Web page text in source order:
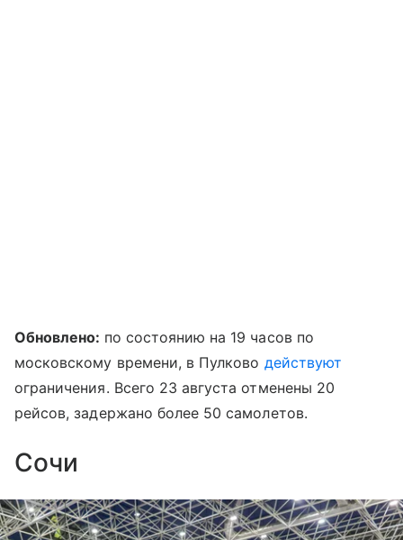
Обновлено: по состоянию на 19 часов по
московскому времени, в Пулково действуют
ограничения. Всего 23 августа отменены 20
рейсов, задержано более 50 самолетов.
Сочи